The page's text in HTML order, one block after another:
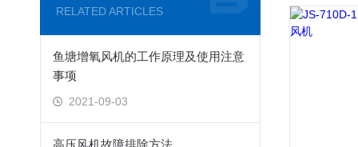
RELATED ARTICLES
鱼塘增氧风机的工作原理及使用注意
事项
2021-09-03
高压风机故障排除方法